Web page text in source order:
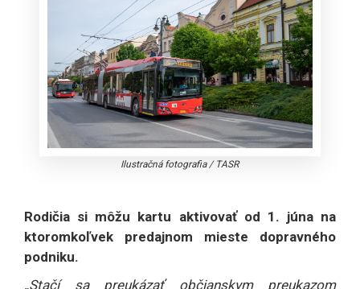
Ilustračná fotografia/ TASR
Rodičia si môžu kartu aktivovať od 1. júna na
ktoromkoľvek predajnom mieste dopravného
podniku.
„Stačí sa preukázať občianskym preukazom